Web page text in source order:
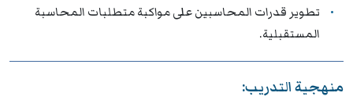
تطوير قدرات المحاسبين على مواكبة متطلبات المحاسبة
المستقبلية.
منهجية التدريب: